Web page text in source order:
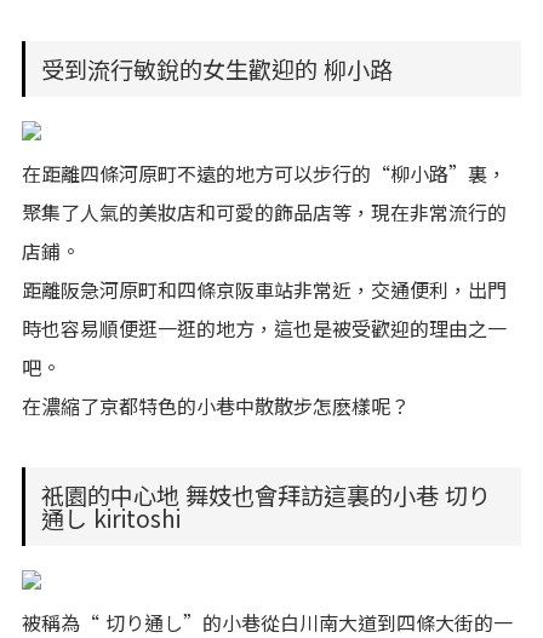
受到流行敏銳的女生歡迎的 柳小路
在距離四條河原町不遠的地方可以步行的“柳小路”裏，
聚集了人氣的美妝店和可愛的飾品店等，現在非常流行的
店鋪。
距離阪急河原町和四條京阪車站非常近，交通便利，出門
時也容易順便逛一逛的地方，這也是被受歡迎的理由之一
吧。
在濃縮了京都特色的小巷中散散步怎麽樣呢？
祇園的中心地 舞妓也會拜訪這裏的小巷 切り
通し kiritoshi
被稱為“ 切り通し”的小巷從白川南大道到四條大街的一